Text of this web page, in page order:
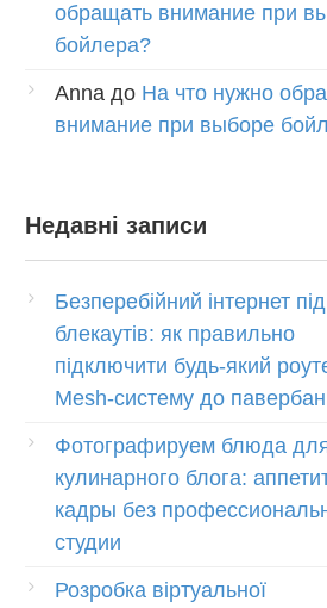
обращать внимание при
бойлера?
Anna до На что нужно
внимание при выборе
Недавні записи
Безперебійний інтернет
блекаутів: як правильно
підключити будь-який
Mesh-систему до
Фотографируем блюда
кулинарного блога:
кадры без
студии
Розробка віртуальної